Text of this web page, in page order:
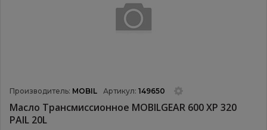
Производитель: MOBIL Артикул: 149650
Масло Трансмиссионное MOBILGEAR 600 XP 320
PAIL 20L